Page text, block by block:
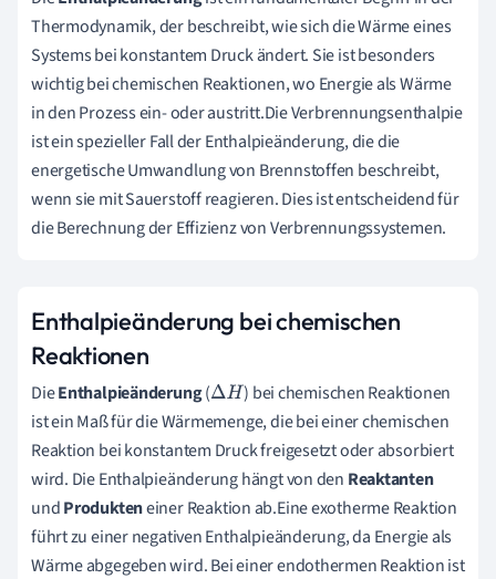
Thermodynamik, der beschreibt, wie sich die Wärme eines
Systems bei konstantem Druck ändert. Sie ist besonders
wichtig bei chemischen Reaktionen, wo Energie als Wärme
in den Prozess ein- oder austritt.Die Verbrennungsenthalpie
ist ein spezieller Fall der Enthalpieänderung, die die
energetische Umwandlung von Brennstoffen beschreibt,
wenn sie mit Sauerstoff reagieren. Dies ist entscheidend für
die Berechnung der Effizienz von Verbrennungssystemen.
Enthalpieänderung bei chemischen
Reaktionen
DieEnthalpieänderung(ΔH ) bei chemischen Reaktionen
ist ein Maß für die Wärmemenge, die bei einer chemischen
Reaktion bei konstantem Druck freigesetzt oder absorbiert
wird. Die Enthalpieänderung hängt von den Reaktanten
undProdukteneiner Reaktion ab.Eine exotherme Reaktion
führt zu einer negativen Enthalpieänderung, da Energie als
Wärme abgegeben wird. Bei einer endothermen Reaktion ist